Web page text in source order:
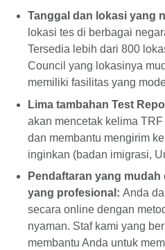
Tanggal dan lokasi yang
lokasi tes di berbagai
Tersedia lebih dari 800
Council yang lokasinya
memiliki fasilitas yang
Lima tambahan Test
akan mencetak kelima
dan membantu mengirim
inginkan (badan imigrasi,
Pendaftaran yang
yang profesional: Anda
secara online dengan
nyaman. Staf kami yang
membantu Anda untuk